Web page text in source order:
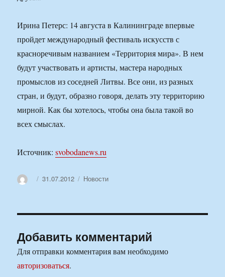
Ирина Петерс: 14 августа в Калининграде впервые
пройдет международный фестиваль искусств с
красноречивым названием «Территория мира». В нем
будут участвовать и артисты, мастера народных
промыслов из соседней Литвы. Все они, из разных
стран, и будут, образно говоря, делать эту территорию
мирной. Как бы хотелось, чтобы она была такой во
всех смыслах.
Источник:svobodanews.ru
АвторОпубликовано
31.07.2012 Рубрики
Новости
Добавить комментарий
Для отправки комментария вам необходимо
авторизоваться.